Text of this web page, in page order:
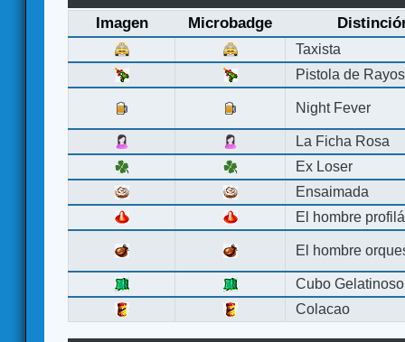
Imagen Microbadge
Taxista
Pistola de Rayos
Night Fever
La Ficha Rosa
Ex Loser
Ensaimada
El hombre
El hombre
Cubo Gelatinoso
Colacao